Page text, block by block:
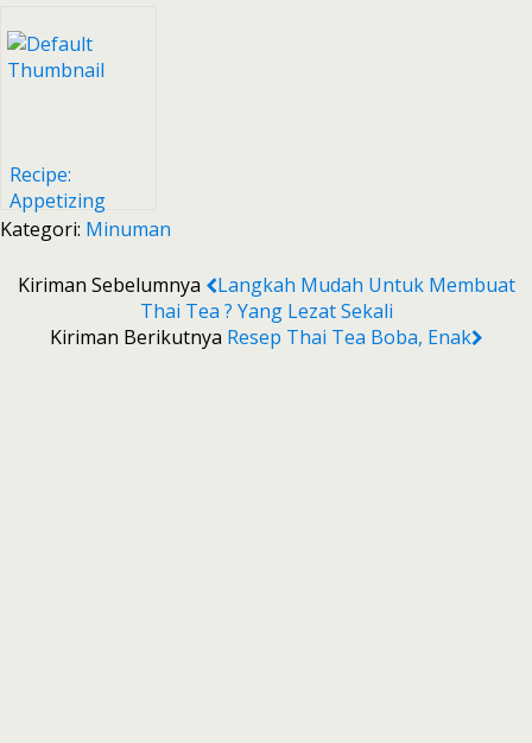
Homemade
(Teh Tarik
Recipe:
Appetizing
Boba nutrijel
Kategori: Minuman
Kiriman Sebelumnya
Langkah Mudah Untuk Membuat
Thai Tea ? Yang Lezat Sekali
Kiriman Berikutnya Resep Thai Tea Boba, Enak